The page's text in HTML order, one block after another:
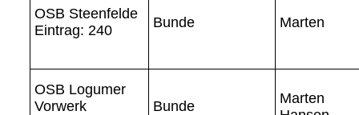
OSB Steenfelde
Eintrag: 240
Bunde Marten
OSB Logumer
Vorwerk
Bunde
Marten